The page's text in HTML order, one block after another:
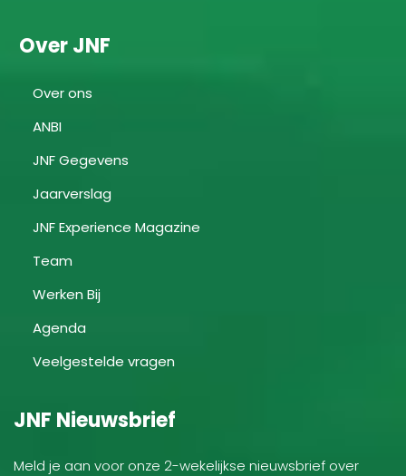
Over JNF
Over ons
ANBI
JNF Gegevens
Jaarverslag
JNF Experience Magazine
Team
Werken Bij
Agenda
Veelgestelde vragen
JNF Nieuwsbrief
Meld je aan voor onze 2-wekelijkse nieuwsbrief over